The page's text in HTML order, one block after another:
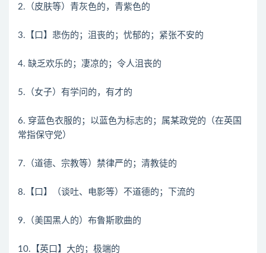
2.（皮肤等）青灰色的，青紫色的
3.【口】悲伤的；沮丧的；忧郁的；紧张不安的
4. 缺乏欢乐的；凄凉的；令人沮丧的
5.（女子）有学问的，有才的
6. 穿蓝色衣服的；以蓝色为标志的；属某政党的（在英国
常指保守党）
7.（道德、宗教等）禁律严的；清教徒的
8.【口】（谈吐、电影等）不道德的；下流的
9.（美国黑人的）布鲁斯歌曲的
10.【英口】大的；极端的